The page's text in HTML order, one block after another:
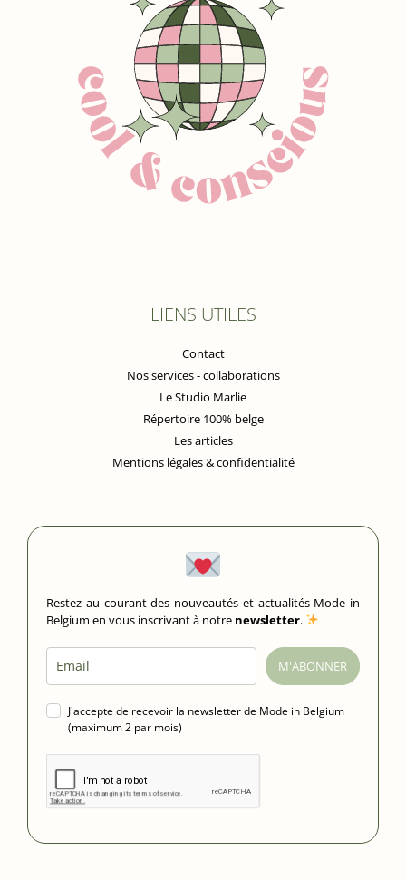
LIENS UTILES
Contact
Nos services - collaborations
Le Studio Marlie
Répertoire 100% belge
Les articles
Mentions légales & confidentialité
Restez au courant des nouveautés et actualités Mode in
Belgium en vous inscrivant à notre newsletter.
M'ABONNER
J'accepte de recevoir la newsletter de Mode in Belgium
(maximum 2 par mois)